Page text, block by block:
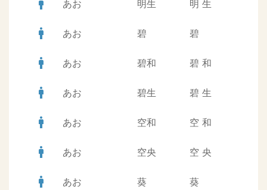
man あお 明生 明 生
man あお 碧 碧
man あお 碧和 碧 和
man あお 碧生 碧 生
man あお 空和 空 和
man あお 空央 空 央
man あお 葵 葵